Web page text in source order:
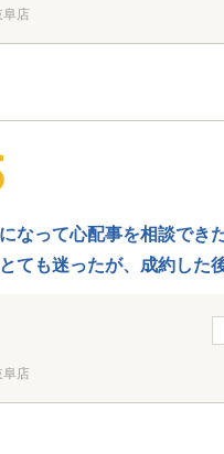
阜店
なって心配事を相談で
ても迷ったが、成約した
阜店